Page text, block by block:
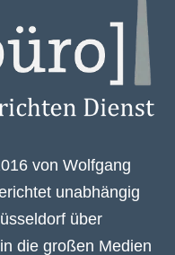
von Wolfgang
unabhängig
über
die großen Medien